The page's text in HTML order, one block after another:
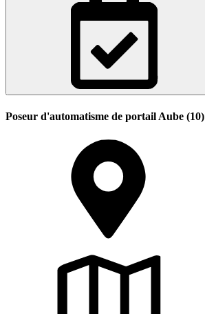
Poseur d'automatisme de portail Aube (10)